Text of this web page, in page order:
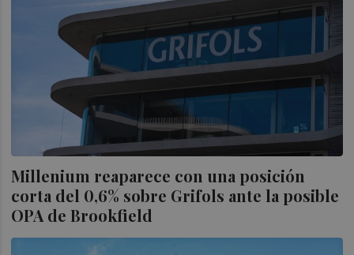
Millenium reaparece con una posición
corta del 0,6% sobre Grifols ante la posible
OPA de Brookfield